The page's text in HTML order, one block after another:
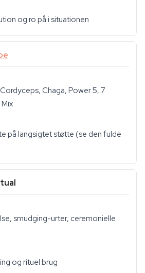
og ro på i situationen
Chaga, Power 5, 7
på langsigtet støtte (se den fulde
smudging-urter, ceremonielle
og rituel brug